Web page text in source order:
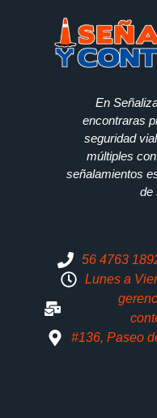
En
encontraras
seguridad
múltiples
señalamientos
de
56 4763
Lunes a
#136, Paseo